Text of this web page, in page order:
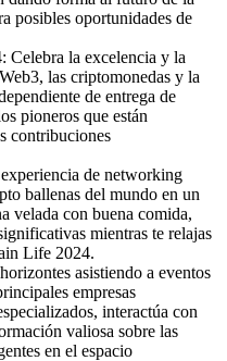
posibles oportunidades de
la excelencia y la
las criptomonedas y la
de entrega de
pioneros que están
contribuciones
de networking
ballenas del mundo en un
velada con buena comida,
mientras te relajas
Life 2024.
asistiendo a eventos
empresas
interactúa con
valiosa sobre las
en el espacio